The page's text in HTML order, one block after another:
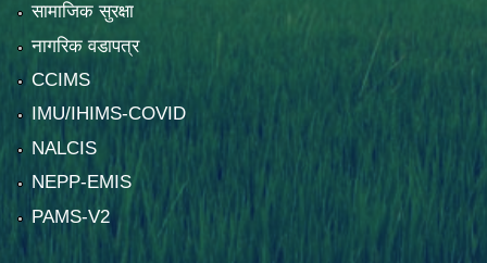
सामाजिक सुरक्षा
नागरिक वडापत्र
CCIMS
IMU/IHIMS-COVID
NALCIS
NEPP-EMIS
PAMS-V2